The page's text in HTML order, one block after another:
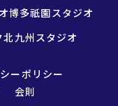
博多祇園スタジオ
北九州スタジオ
ーポリシー
会則